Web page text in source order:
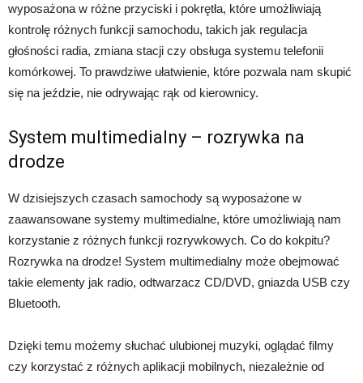
wyposażona w różne przyciski i pokrętła, które umożliwiają
kontrolę różnych funkcji samochodu, takich jak regulacja
głośności radia, zmiana stacji czy obsługa systemu telefonii
komórkowej. To prawdziwe ułatwienie, które pozwala nam skupić
się na jeździe, nie odrywając rąk od kierownicy.
System multimedialny – rozrywka na
drodze
W dzisiejszych czasach samochody są wyposażone w
zaawansowane systemy multimedialne, które umożliwiają nam
korzystanie z różnych funkcji rozrywkowych. Co do kokpitu?
Rozrywka na drodze! System multimedialny może obejmować
takie elementy jak radio, odtwarzacz CD/DVD, gniazda USB czy
Bluetooth.
Dzięki temu możemy słuchać ulubionej muzyki, oglądać filmy
czy korzystać z różnych aplikacji mobilnych, niezależnie od